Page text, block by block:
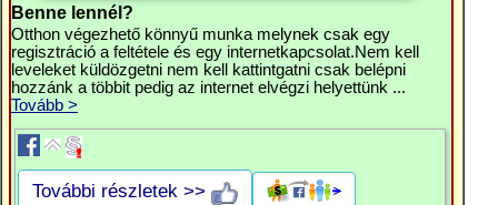
Benne lennél?
Otthon végezhető könnyű munka melynek csak egy
regisztráció a feltétele és egy internetkapcsolat.Nem kell
leveleket küldözgetni nem kell kattintgatni csak belépni
hozzánk a többit pedig az internet elvégzi helyettünk ...
Tovább >
További részletek >>